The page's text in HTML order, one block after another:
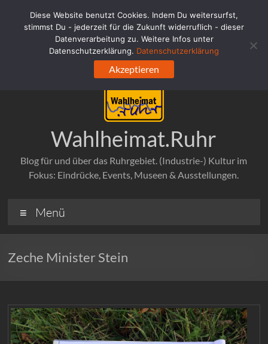
springen
Wahlheimat.Ruhr
Blog für und über das Ruhrgebiet. (Industrie-) Kultur im
Fokus: Eindrücke, Events, Museen & Ausstellungen.
Menü
Zeche Minister Stein
Diese Website benutzt Cookies. Indem Du weitersurfst,
stimmst Du - jederzeit für die Zukunft widerruflich - dieser
Datenverarbeitung zu. Weitere Infos unter
Datenschutzerklärung. Datenschutzerklärung
Akzeptieren